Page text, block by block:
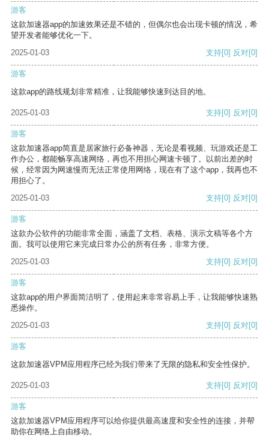
游客
这款加速器app的加速效果还是不错的，但偶尔也会出现卡顿的情况，希
望开发者能够优化一下。
2025-01-03
支持[0] 反对[0]
游客
这款app的路线规划非常精准，让我能够快速到达目的地。
2025-01-03 支持[0] 反对[0]
游客
这款加速器app简直是居家旅行必备神器，无论是看视频、玩游戏还是工
作办公，都能畅享高速网络，再也不用担心网速卡顿了。以前出差的时
候，经常因为网速慢而无法正常使用网络，现在有了这个app，我再也不
用担心了。
2025-01-03
支持[0] 反对[0]
游客
这款办公软件的功能非常全面，涵盖了文档、表格、演示文稿等各个方
面。我可以使用它来完成日常办公的所有任务，非常方便。
2025-01-03
支持[0] 反对[0]
游客
这款app的用户界面简洁明了，使用起来非常容易上手，让我能够快速熟
悉操作。
2025-01-03
支持[0] 反对[0]
游客
这款加速器VPM应用程序已经为我们带来了无限的隐私和安全性保护。
2025-01-03 支持[0] 反对[0]
游客
这款加速器VPM应用程序可以给你提供最高速度和安全性的连接，并帮
助你在网络上自由移动。